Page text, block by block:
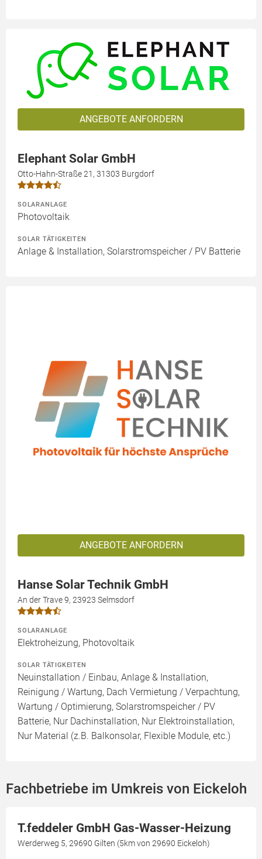
ANGEBOTE ANFORDERN
Elephant Solar GmbH
Otto-Hahn-Straße 21, 31303 Burgdorf
SOLARANLAGE
Photovoltaik
SOLAR TÄTIGKEITEN
Anlage & Installation, Solarstromspeicher / PV Batterie
ANGEBOTE ANFORDERN
Hanse Solar Technik GmbH
An der Trave 9, 23923 Selmsdorf
SOLARANLAGE
Elektroheizung, Photovoltaik
SOLAR TÄTIGKEITEN
Neuinstallation / Einbau, Anlage & Installation,
Reinigung / Wartung, Dach Vermietung / Verpachtung,
Wartung / Optimierung, Solarstromspeicher / PV
Batterie, Nur Dachinstallation, Nur Elektroinstallation,
Nur Material (z.B. Balkonsolar, Flexible Module, etc.)
Fachbetriebe im Umkreis von Eickeloh
T.feddeler GmbH Gas-Wasser-Heizung
Werderweg 5, 29690 Gilten (5km von 29690 Eickeloh)